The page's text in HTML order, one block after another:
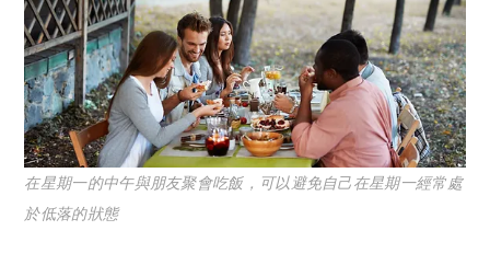
在星期一的中午與朋友聚會吃飯，可以避免自己在星期一經常處
於低落的狀態